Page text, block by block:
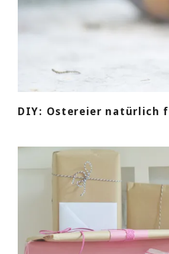
DIY: Ostereier natürlich